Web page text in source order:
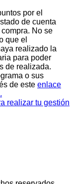
por el
de cuenta
No se
que el
realizado la
para poder
de realizada.
o sus
de este enlace
realizar tu gestión